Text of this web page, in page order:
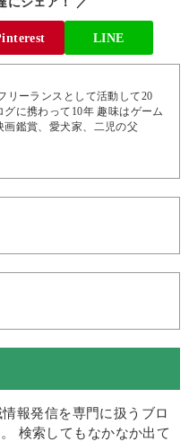
LINE
リーランスとして活動して20
グに携わって10年 趣味はゲーム
画鑑賞、愛犬家、二児の父
報発信を専門に扱うブロ
検索してもなかなか出て